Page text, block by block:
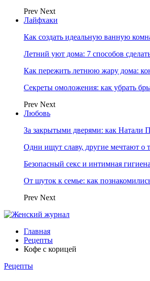
Prev Next
Лайфхаки
Как создать идеальную ванную
Летний уют дома: 7 способов
Как пережить летнюю жару дома:
Секреты омоложения: как убрать
Prev Next
Любовь
За закрытыми дверями: как Натали
Одни ищут славу, другие мечтают
Безопасный секс и интимная
От шуток к семье: как
Prev Next
Главная
Рецепты
Кофе с корицей
Рецепты